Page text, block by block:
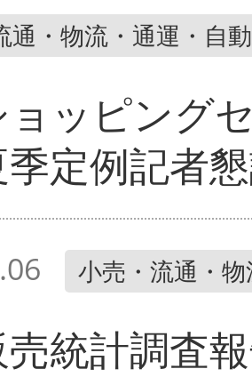
通・物流・通運・自
ョッピング
定例記者
小売・流通・
売統計調査